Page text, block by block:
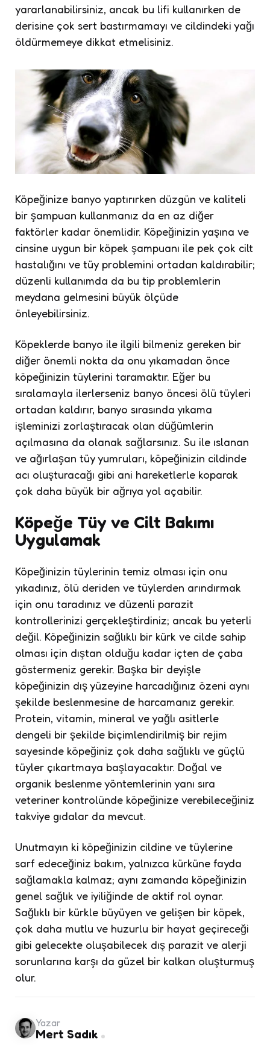
yararlanabilirsiniz, ancak bu lifi kullanırken de
derisine çok sert bastırmamayı ve cildindeki yağı
öldürmemeye dikkat etmelisiniz.
Köpeğinize banyo yaptırırken düzgün ve kaliteli
bir şampuan kullanmanız da en az diğer
faktörler kadar önemlidir. Köpeğinizin yaşına ve
cinsine uygun bir köpek şampuanı ile pek çok cilt
hastalığını ve tüy problemini ortadan kaldırabilir;
düzenli kullanımda da bu tip problemlerin
meydana gelmesini büyük ölçüde
önleyebilirsiniz.
Köpeklerde banyo ile ilgili bilmeniz gereken bir
diğer önemli nokta da onu yıkamadan önce
köpeğinizin tüylerini taramaktır. Eğer bu
sıralamayla ilerlerseniz banyo öncesi ölü tüyleri
ortadan kaldırır, banyo sırasında yıkama
işleminizi zorlaştıracak olan düğümlerin
açılmasına da olanak sağlarsınız. Su ile ıslanan
ve ağırlaşan tüy yumruları, köpeğinizin cildinde
acı oluşturacağı gibi ani hareketlerle koparak
çok daha büyük bir ağrıya yol açabilir.
Köpeğe Tüy ve Cilt Bakımı
Uygulamak
Köpeğinizin tüylerinin temiz olması için onu
yıkadınız, ölü deriden ve tüylerden arındırmak
için onu taradınız ve düzenli parazit
kontrollerinizi gerçekleştirdiniz; ancak bu yeterli
değil. Köpeğinizin sağlıklı bir kürk ve cilde sahip
olması için dıştan olduğu kadar içten de çaba
göstermeniz gerekir. Başka bir deyişle
köpeğinizin dış yüzeyine harcadığınız özeni aynı
şekilde beslenmesine de harcamanız gerekir.
Protein, vitamin, mineral ve yağlı asitlerle
dengeli bir şekilde biçimlendirilmiş bir rejim
sayesinde köpeğiniz çok daha sağlıklı ve güçlü
tüyler çıkartmaya başlayacaktır. Doğal ve
organik beslenme yöntemlerinin yanı sıra
veteriner kontrolünde köpeğinize verebileceğiniz
takviye gıdalar da mevcut.
Unutmayın ki köpeğinizin cildine ve tüylerine
sarf edeceğiniz bakım, yalnızca kürküne fayda
sağlamakla kalmaz; aynı zamanda köpeğinizin
genel sağlık ve iyiliğinde de aktif rol oynar.
Sağlıklı bir kürkle büyüyen ve gelişen bir köpek,
çok daha mutlu ve huzurlu bir hayat geçireceği
gibi gelecekte oluşabilecek dış parazit ve alerji
sorunlarına karşı da güzel bir kalkan oluşturmuş
olur.
Yazar
Mert Sadık